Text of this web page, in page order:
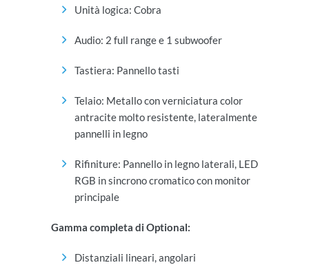
Unità logica: Cobra
Audio: 2 full range e 1 subwoofer
Tastiera: Pannello tasti
Telaio: Metallo con verniciatura color
antracite molto resistente, lateralmente
pannelli in legno
Rifiniture: Pannello in legno laterali, LED
RGB in sincrono cromatico con monitor
principale
Gamma completa di Optional:
Distanziali lineari, angolari